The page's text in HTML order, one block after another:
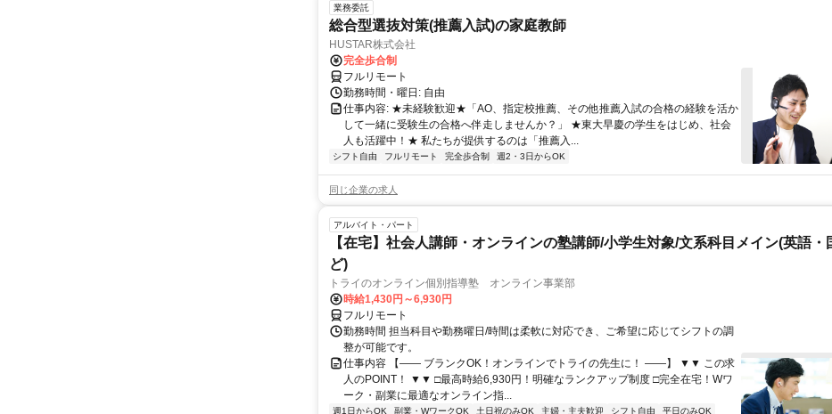
業務委託
総合型選抜対策(推薦入試)の家庭教師
HUSTAR株式会社
完全歩合制
フルリモート
勤務時間・曜日: 自由
仕事内容: ★未経験歓迎★「AO、指定校推薦、その他推薦入試の合格の経験を活か
して一緒に受験生の合格へ伴走しませんか？」 ★東大早慶の学生をはじめ、社会
人も活躍中！★ 私たちが提供するのは「推薦入...
シフト自由 フルリモート 完全歩合制 週2・3日からOK
同じ企業の求人
アルバイト・パート
【在宅】社会人講師・オンラインの塾講師/小学生対象/文系科目メイン(英語・
ど)
トライのオンライン個別指導塾 オンライン事業部
時給1,430円～6,930円
フルリモート
勤務時間 担当科目や勤務曜日/時間は柔軟に対応でき、ご希望に応じてシフトの調
整が可能です。
仕事内容 【―― ブランクOK！オンラインでトライの先生に！ ――】 ▼▼ この求
人のPOINT！ ▼▼ □最高時給6,930円！明確なランクアップ制度 □完全在宅！Wワ
ーク・副業に最適なオンライン指...
週1日からOK 副業・WワークOK 土日祝のみOK 主婦・主夫歓迎 シフト自由
平日のみOK